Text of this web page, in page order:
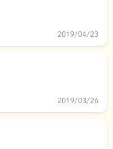
2019/04/23
2019/03/26